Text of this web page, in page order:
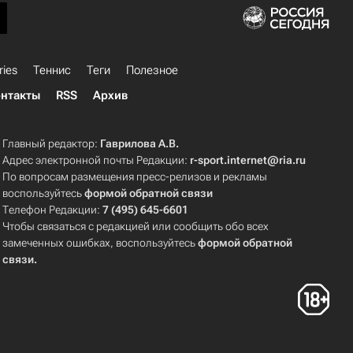
Теннис Теги
Полезное
RSS Архив
Главный редактор: Гаврилова А.В.
Адрес электронной почты Редакции: r-sport.internet@ria.ru
По вопросам размещения пресс-релизов и рекламы
воспользуйтесьформой обратной связи
Телефон Редакции:7 (495) 645-6601
Чтобы связаться с редакцией или сообщить обо всех
замеченных ошибках, воспользуйтесьформой обратной
связи.